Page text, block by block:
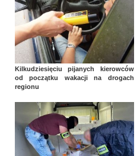
Kilkudziesięciu pijanych kierowców
od początku wakacji na drogach
regionu